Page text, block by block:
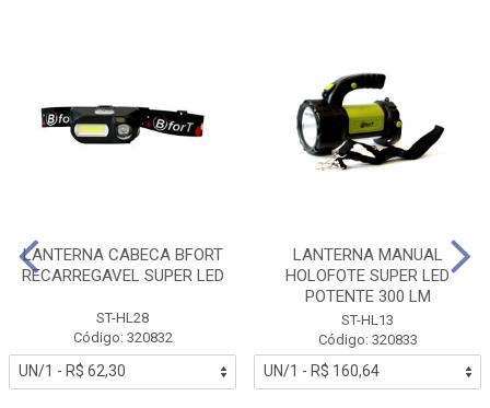
LANTERNA CABECA BFORT
RECARREGAVEL SUPER LED
ST-HL28
Código: 320832
LANTERNA MANUAL
HOLOFOTE SUPER LED
POTENTE 300 LM
ST-HL13
Código: 320833